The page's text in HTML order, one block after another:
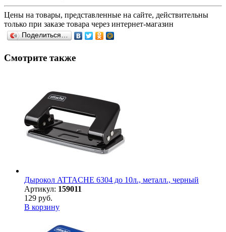
Цены на товары, представленные на сайте, действительны
только при заказе товара через интернет-магазин
Поделиться…
Смотрите также
Дырокол ATTACHE 6304 до 10л., металл., черный
Артикул: 159011
129 руб.
В корзину